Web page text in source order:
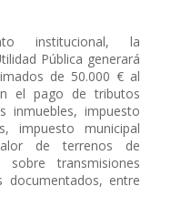
institucional, la
Pública generará
de 50.000 € al
el pago de tributos
inmuebles, impuesto
impuesto municipal
de terrenos de
sobre transmisiones
documentados, entre